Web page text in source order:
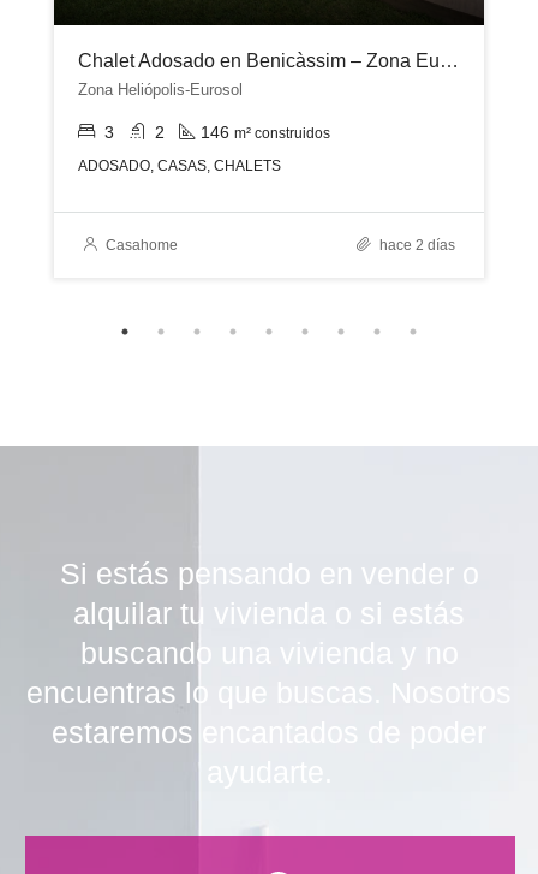
Chalet Adosado en Benicàssim – Zona Eurosol
Zona Heliópolis-Eurosol
3 2 146 m² construidos
ADOSADO, CASAS, CHALETS
Casahome hace 2 días
Si estás pensando en vender o
alquilar tu vivienda o si estás
buscando una vivienda y no
encuentras lo que buscas. Nosotros
estaremos encantados de poder